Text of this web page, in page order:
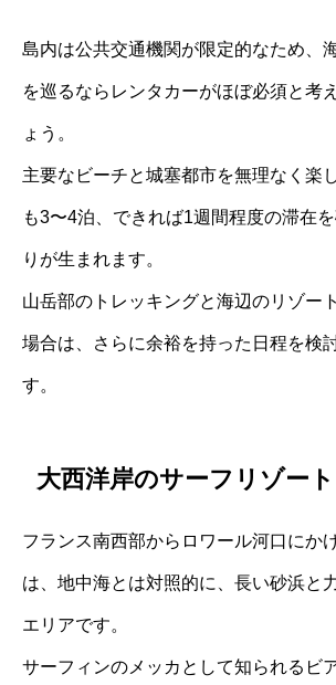
島内は公共交通機関が限定的なため、
を巡るならレンタカーがほぼ必須と考
ょう。
主要なビーチと城塞都市を無理なく楽
も3〜4泊、できれば1週間程度の滞在
りが生まれます。
山岳部のトレッキングと海辺のリゾー
場合は、さらに余裕を持った日程を検
す。
大西洋岸のサーフリゾー
フランス南西部からロワール河口にか
は、地中海とは対照的に、長い砂浜と
エリアです。
サーフィンのメッカとして知られるビ